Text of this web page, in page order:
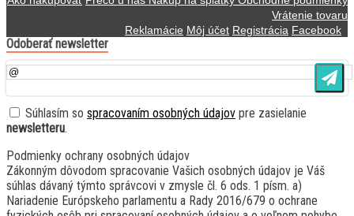
Vrátenie tovaru
Reklamácie Môj účet Registrácia Facebook
Odoberať newsletter
Súhlasím so spracovaním osobných údajov pre zasielanie
newsletteru.
Podmienky ochrany osobných údajov
Zákonným dôvodom spracovanie Vašich osobných údajov je Váš
súhlas dávaný týmto správcovi v zmysle čl. 6 ods. 1 písm. a)
Nariadenie Európskeho parlamentu a Rady 2016/679 o ochrane